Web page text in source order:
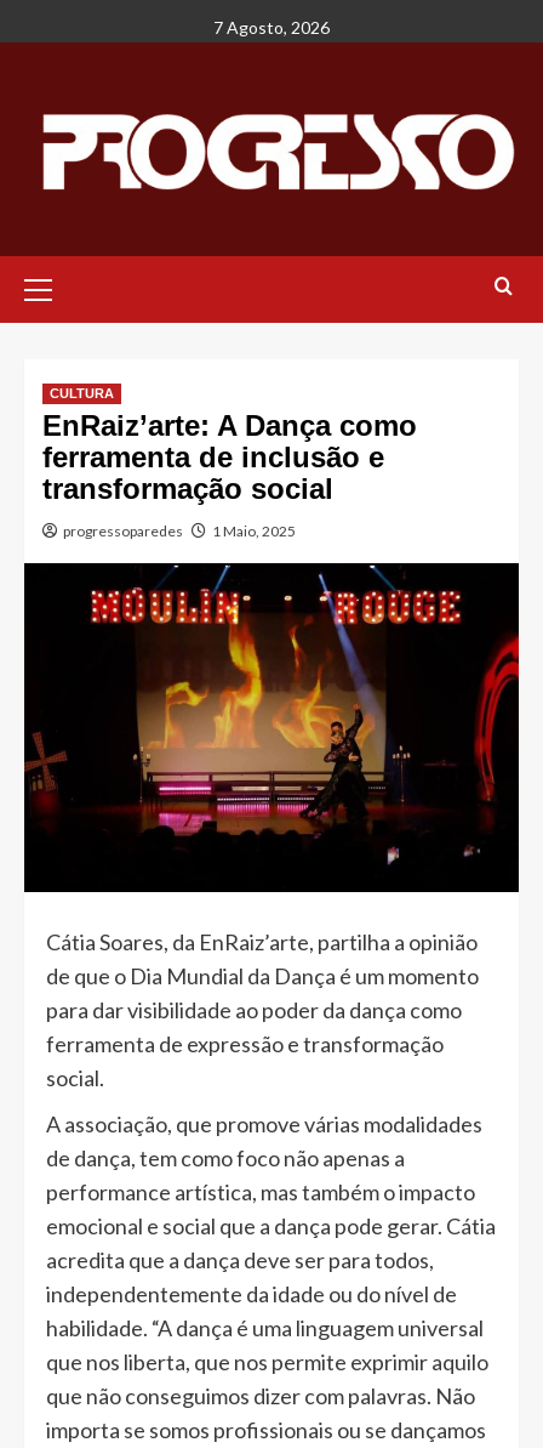
para
7 Agosto, 2026
principal
CULTURA
EnRaiz’arte: A Dança como
ferramenta de inclusão e
transformação social
progressoparedes 1 Maio, 2025
Cátia Soares, da EnRaiz’arte, partilha a opinião
de que o Dia Mundial da Dança é um momento
para dar visibilidade ao poder da dança como
ferramenta de expressão e transformação
social.
A associação, que promove várias modalidades
de dança, tem como foco não apenas a
performance artística, mas também o impacto
emocional e social que a dança pode gerar. Cátia
acredita que a dança deve ser para todos,
independentemente da idade ou do nível de
habilidade. “A dança é uma linguagem universal
que nos liberta, que nos permite exprimir aquilo
que não conseguimos dizer com palavras. Não
importa se somos profissionais ou se dançamos